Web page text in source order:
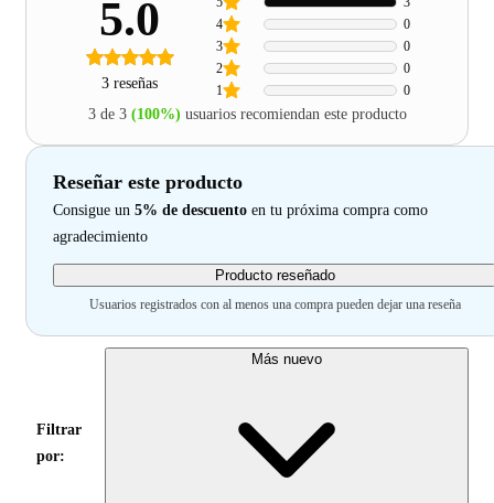
5.0
3 reseñas 1 0
2 0
3 0
4 0
3 de 3 (100%) usuarios recomiendan este producto
Reseñar este producto
Consigue un 5% de descuento en tu próxima compra como
agradecimiento
Producto reseñado
Usuarios registrados con al menos una compra pueden dejar una reseña
Filtrar
por:
Más nuevo